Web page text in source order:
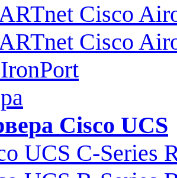
Cisco
Cisco
Cisco UCS
UCS C-Series